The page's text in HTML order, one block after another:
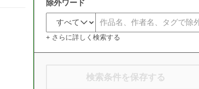
除外ワード
+ さらに詳しく検索する
検索条件を保存する